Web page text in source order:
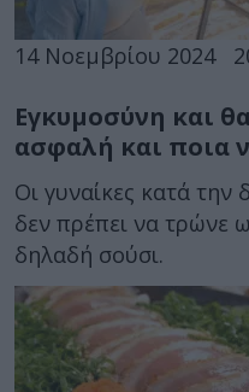
14 Νοεμβρίου 2024
Εγκυμοσύνη και
ασφαλή και ποια
Οι γυναίκες κατά την
δεν πρέπει να τρώνε
δηλαδή σούσι.